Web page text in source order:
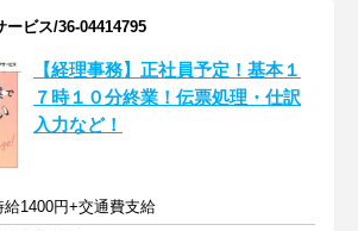
ービス/36-04414795
【経理事務】正社員予定！基本１
７時１０分終業！伝票処理・仕訳
入力など！
給1400円+交通費支給